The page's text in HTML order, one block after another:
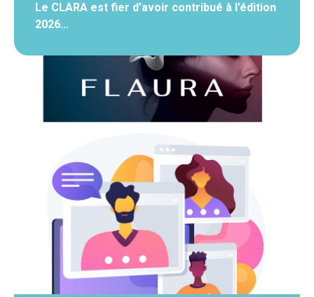
Le CLARA est fier d’avoir contribué à l’édition
2026…